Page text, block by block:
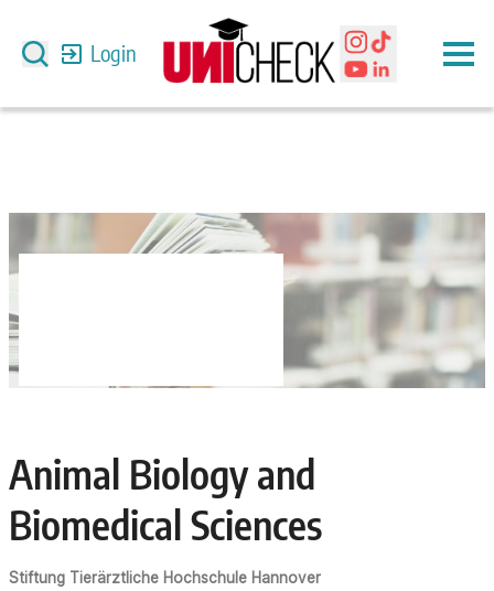
Login
Animal Biology and
Biomedical Sciences
Stiftung Tierärztliche Hochschule Hannover